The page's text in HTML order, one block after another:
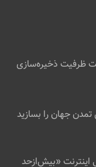
کوچک ۴ ترابایت ظرفیت ذخیره‌سازی
«بیش‌از‌حد